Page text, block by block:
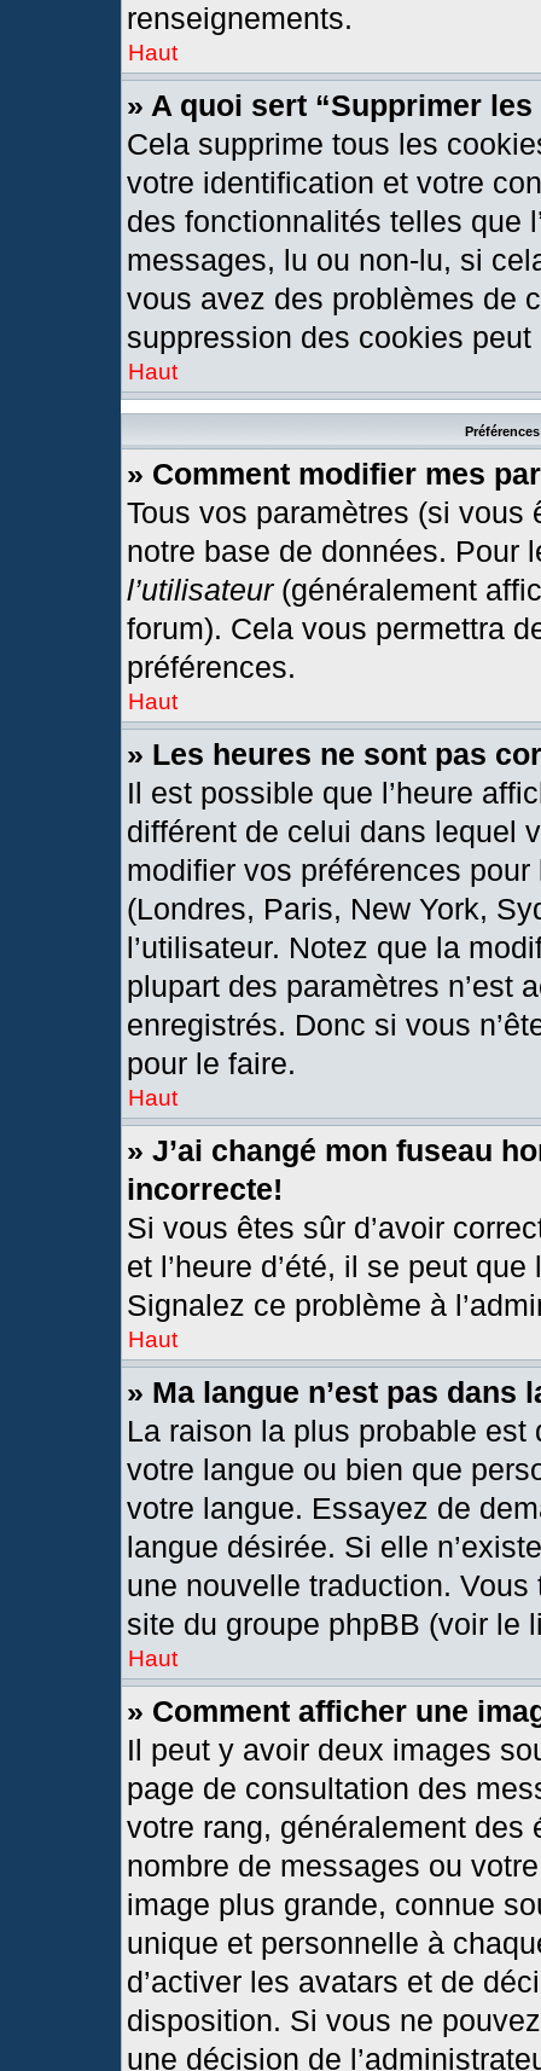
renseignements.
Haut
» A quoi sert “Supprimer
Cela supprime tous les
votre identification et votre
des fonctionnalités telles que
messages, lu ou non-lu, si
vous avez des problèmes de
suppression des cookies peut
Haut
» Comment modifier mes
Tous vos paramètres (si
notre base de données. Pour
l’utilisateur(généralement
forum). Cela vous permettra
préférences.
Haut
» Les heures ne sont pas
Il est possible que l’heure
différent de celui dans lequel
modifier vos préférences
(Londres, Paris, New York,
l’utilisateur. Notez que la
plupart des paramètres n’est
enregistrés. Donc si vous
pour le faire.
Haut
» J’ai changé mon fuseau
incorrecte!
Si vous êtes sûr d’avoir
et l’heure d’été, il se peut
Signalez ce problème à
Haut
» Ma langue n’est pas dans
La raison la plus probable est
votre langue ou bien que
votre langue. Essayez de
langue désirée. Si elle
une nouvelle traduction.
site du groupe phpBB (voir le
Haut
» Comment afficher une
Il peut y avoir deux images
page de consultation des
votre rang, généralement
nombre de messages ou
image plus grande, connue
unique et personnelle à
d’activer les avatars et de
disposition. Si vous ne
une décision de